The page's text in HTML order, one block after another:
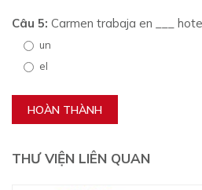
Câu 5: Carmen trabaja en ___
un
el
HOÀN THÀNH
THƯ VIỆN LIÊN QUAN